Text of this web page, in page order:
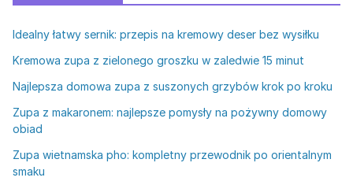
Idealny łatwy sernik: przepis na kremowy deser bez wysiłku
Kremowa zupa z zielonego groszku w zaledwie 15 minut
Najlepsza domowa zupa z suszonych grzybów krok po kroku
Zupa z makaronem: najlepsze pomysły na pożywny domowy
obiad
Zupa wietnamska pho: kompletny przewodnik po orientalnym
smaku